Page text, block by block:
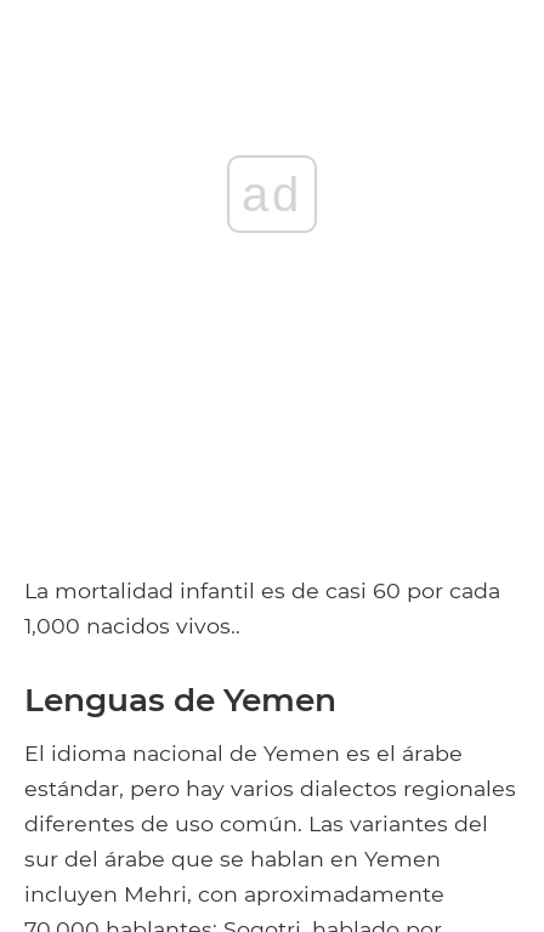
ad
La mortalidad infantil es de casi 60 por cada
1,000 nacidos vivos..
Lenguas de Yemen
El idioma nacional de Yemen es el árabe
estándar, pero hay varios dialectos regionales
diferentes de uso común. Las variantes del
sur del árabe que se hablan en Yemen
incluyen Mehri, con aproximadamente